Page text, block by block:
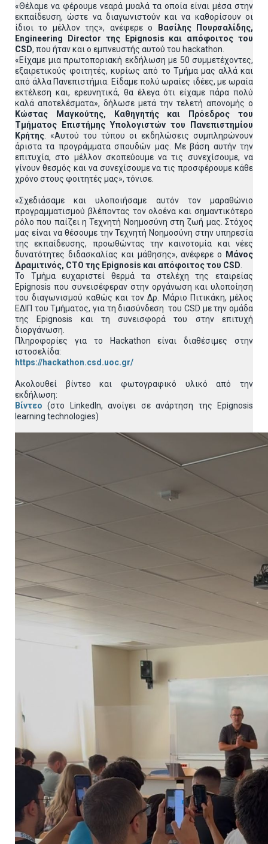
«Θέλαμε να φέρουμε νεαρά μυαλά τα οποία είναι μέσα στην
εκπαίδευση, ώστε να διαγωνιστούν και να καθορίσουν οι
ίδιοι το μέλλον της», ανέφερε ο
Βασίλης Πουρσαλίδης,
Engineering
Director της Epignosis και απόφοιτος του
CSD, που ήταν και ο εμπνευστής αυτού του hackathon.
«Είχαμε μια πρωτοποριακή εκδήλωση με 50 συμμετέχοντες,
εξαιρετικούς φοιτητές, κυρίως από το Τμήμα μας αλλά και
από άλλα Πανεπιστήμια. Είδαμε πολύ ωραίες ιδέες, με ωραία
εκτέλεση και, ερευνητικά, θα έλεγα ότι είχαμε πάρα πολύ
καλά αποτελέσματα», δήλωσε μετά την τελετή απονομής ο
Κώστας Μαγκούτης, Καθηγητής και Πρόεδρος του
Τμήματος Επιστήμης Υπολογιστών του Πανεπιστημίου
Κρήτης . «Αυτού του τύπου οι εκδηλώσεις συμπληρώνουν
άριστα τα προγράμματα σπουδών μας. Με βάση αυτήν την
επιτυχία, στο μέλλον σκοπεύουμε να τις συνεχίσουμε, να
γίνουν θεσμός και να συνεχίσουμε να τις προσφέρουμε κάθε
χρόνο στους φοιτητές μας», τόνισε.
«Σχεδιάσαμε και υλοποιήσαμε αυτόν τον μαραθώνιο
προγραμματισμού βλέποντας τον ολοένα και σημαντικότερο
ρόλο που παίζει η Τεχνητή Νοημοσύνη στη ζωή μας. Στόχος
μας είναι να θέσουμε την Τεχνητή Νοημοσύνη στην υπηρεσία
της εκπαίδευσης, προωθώντας την καινοτομία και νέες
δυνατότητες διδασκαλίας και μάθησης», ανέφερε ο
Μάνος
Δραμιτινός, CTO της Epignosis και απόφοιτος του CSD
Το Τμήμα ευχαριστεί θερμά τα στελέχη της εταιρείας
Epignosis που συνεισέφεραν στην οργάνωση και υλοποίηση
του διαγωνισμού καθώς και τον Δρ. Μάριο Πιτικάκη, μέλος
ΕΔΙΠ του Τμήματος, για τη διασύνδεση του CSD με την ομάδα
της Epignosis και τη συνεισφορά του στην επιτυχή
διοργάνωση.
Πληροφορίες για το Hackathon είναι διαθέσιμες στην
ιστοσελίδα:
https://hackathon.csd.uoc.gr/
Ακολουθεί βίντεο και φωτογραφικό υλικό από την
εκδήλωση:
Βίντεο (στο LinkedIn, ανοίγει σε ανάρτηση της Epignosis
learning technologies)